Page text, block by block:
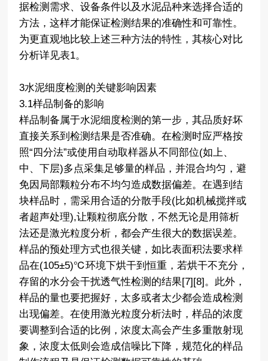
据检测需求、设备条件以及水泥品种来选择合适的
方法，这样才能保证检测结果的准确性和可靠性。
为更直观地比较上述三种方法的特性，其核心对比
分析详见表1。
3水泥细度检测的关键影响因素
3.1样品制备的影响
样品制备属于水泥细度检测的第一步，其品质好坏
直接关系到检测结果是否准确。在检测时应严格按
照“四分法”或使用自动取样器从不同部位(如上、
中、下层)多点采集足够量的样品，并混合均匀，避
免因局部颗粒分布不均匀造成数据偏差。在遇到结
块样品时，需采用合适的分散手段(比如机械搅拌或
者超声处理),让颗粒彻底分散，不然无论是用筛析
法还是激光粒度分析，都会产生很大的数据误差。
样品的预处理方式也很关键，如比表面积法要求样
品在(105±5)℃环境下烘干到恒重，若烘干不充分，
存留的水分会干扰透气性检测的结果[7][8]。此外，
样品的量也要把握好，太多或者太少都会造成检测
出现偏差。在使用激光粒度分析法时，样品的浓度
要调整到合适的比例，浓度太高会产生多重散射现
象，浓度太低则会造成信噪比下降，规范化的样品